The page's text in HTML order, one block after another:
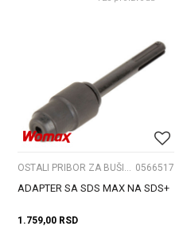
0566517
ADAPTER SA SDS MAX NA SDS+
1.759,00 RSD